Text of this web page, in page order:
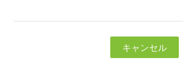
キャンセル